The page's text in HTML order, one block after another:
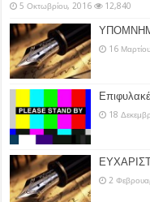
5 Οκτωβρίου, 2016 12,840
16
18
2